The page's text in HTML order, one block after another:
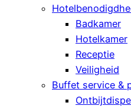
Badkamer
Hotelkamer
Receptie
Veiligheid
Buffet service &